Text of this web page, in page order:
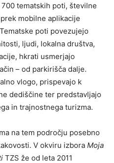
tematskih poti, številne
mobilne aplikacije
poti povezujejo
ljudi, lokalna društva,
hkrati usmerjajo
– od parkirišča dalje.
vlogo, prispevajo k
dediščine ter predstavljajo
in trajnostnega turizma.
na tem področju posebno
V okviru izbora Moja
TZS že od leta 2011